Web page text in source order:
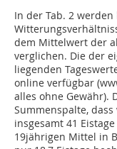
In der Tab. 2
dem Mittelwert der
verglichen. Die der
liegenden
online verfügbar
alles ohne Gewähr).
Summenspalte,
insgesamt 41
19jährigen Mittel in